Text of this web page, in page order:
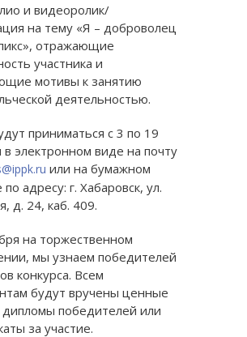
и видеоролик/
на тему «Я – доброволец
отражающие
участника и
мотивы к занятию
деятельностью.
приниматься с 3 по 19
в электронном виде на почту
или на бумажном
адресу: г. Хабаровск, ул.
д. 24, каб. 409.
на торжественном
мы узнаем победителей
конкурса. Всем
будут вручены ценные
дипломы победителей или
за участие.